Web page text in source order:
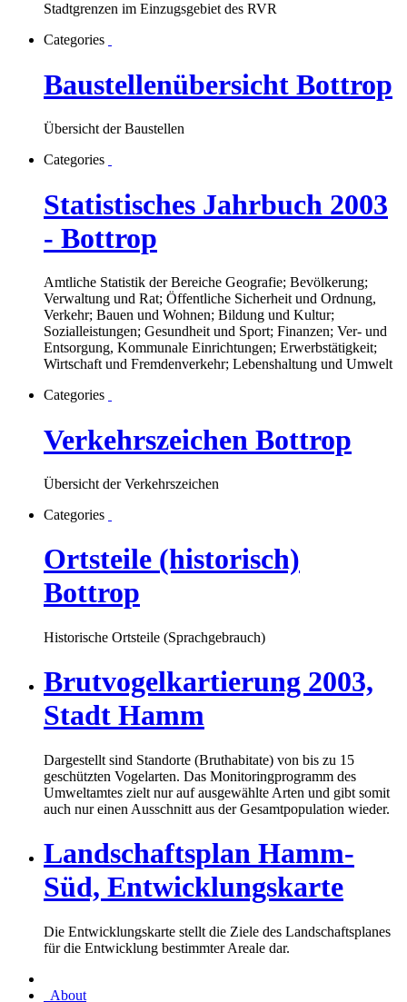
Stadtgrenzen im Einzugsgebiet des RVR
Categories
Baustellenübersicht Bottrop
Übersicht der Baustellen
Categories
Statistisches Jahrbuch 2003
- Bottrop
Amtliche Statistik der Bereiche Geografie; Bevölkerung;
Verwaltung und Rat; Öffentliche Sicherheit und Ordnung,
Verkehr; Bauen und Wohnen; Bildung und Kultur;
Sozialleistungen; Gesundheit und Sport; Finanzen; Ver- und
Entsorgung, Kommunale Einrichtungen; Erwerbstätigkeit;
Wirtschaft und Fremdenverkehr; Lebenshaltung und Umwelt
Categories
Verkehrszeichen Bottrop
Übersicht der Verkehrszeichen
Categories
Ortsteile (historisch)
Bottrop
Historische Ortsteile (Sprachgebrauch)
Brutvogelkartierung 2003,
Stadt Hamm
Dargestellt sind Standorte (Bruthabitate) von bis zu 15
geschützten Vogelarten. Das Monitoringprogramm des
Umweltamtes zielt nur auf ausgewählte Arten und gibt somit
auch nur einen Ausschnitt aus der Gesamtpopulation wieder.
Landschaftsplan Hamm-
Süd, Entwicklungskarte
Die Entwicklungskarte stellt die Ziele des Landschaftsplanes
für die Entwicklung bestimmter Areale dar.
About